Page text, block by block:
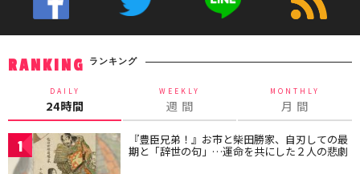
RANKING ランキング
DAILY
24時間
WEEKLY
週 間
MONTHLY
月 間
1 『豊臣兄弟！』お市と柴田勝家、自刃しての最
期と「辞世の句」…運命を共にした２人の悲劇